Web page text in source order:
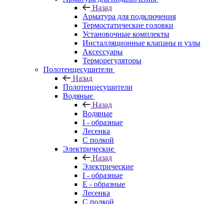
Назад
Арматура для подключения
Термостатические головки
Установочные комплекты
Инсталляционные клапаны и узлы
Аксессуары
Терморегуляторы
Полотенцесушители
Назад
Полотенцесушители
Водяные
Назад
Водяные
I - образные
Лесенка
С полкой
Электрические
Назад
Электрические
I - образные
E - образные
Лесенка
С полкой